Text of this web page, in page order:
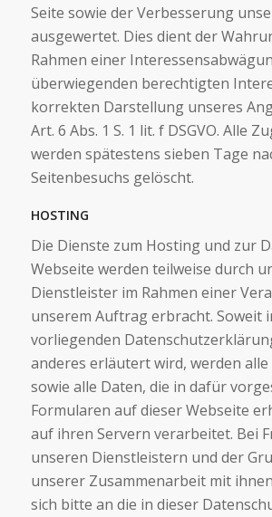
Seite sowie der Verbesserung
ausgewertet. Dies dient der
Rahmen einer
überwiegenden berechtigten
korrekten Darstellung unseres
Art. 6 Abs. 1 S. 1 lit. f DSGVO. Alle
werden spätestens sieben Tage
Seitenbesuchs gelöscht.
HOSTING
Die Dienste zum Hosting und zur
Webseite werden teilweise durch
Dienstleister im Rahmen einer
unserem Auftrag erbracht. Soweit
vorliegenden
anderes erläutert wird, werden
sowie alle Daten, die in dafür
Formularen auf dieser Webseite
auf ihren Servern verarbeitet. Bei
unseren Dienstleistern und der
unserer Zusammenarbeit mit
sich bitte an die in dieser